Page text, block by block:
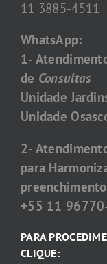
11 3885-4511
WhatsApp:
1-
de Consultas
Unidade
Unidade
2-
para
+55 11
PARA
CLIQUE: